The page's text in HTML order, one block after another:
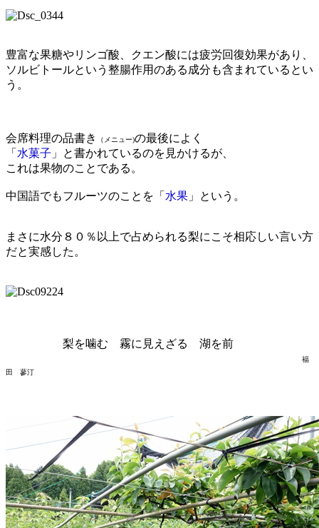
豊富な果糖やリンゴ酸、クエン酸には疲労回復効果があり、
ソルビトールという整腸作用のある成分も含まれているとい
う。
会席料理の品書き （メニュー)の最後によく
「 水菓子 」と書かれているのを見かけるが、
これは果物のことである。
中国語でもフルーツのことを「 水果 」という。
まさに水分８０％以上で占められる梨にこそ相応しい言い方
だと実感した。
梨を噛む 霧に見えざる 湖を前
福
田 蓼汀